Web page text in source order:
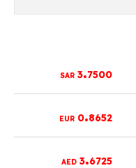
3.7500
SAR
0.8652
EUR
3.6725
AED